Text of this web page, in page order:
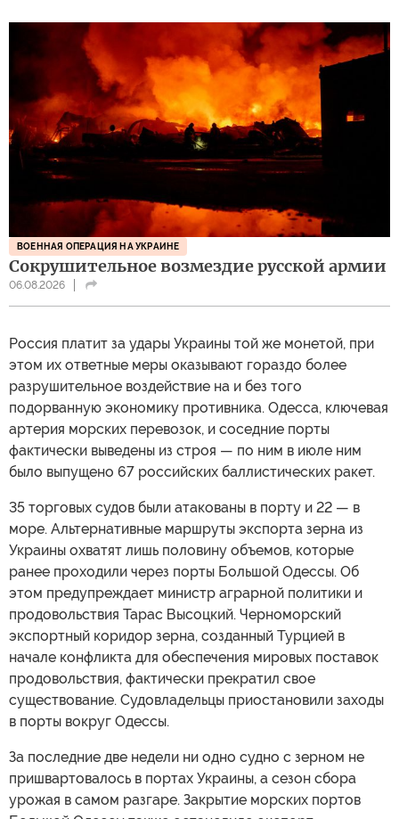
ВОЕННАЯ ОПЕРАЦИЯ НА УКРАИНЕ
Сокрушительное возмездие русской армии
06.08.2026
Россия платит за удары Украины той же монетой, при
этом их ответные меры оказывают гораздо более
разрушительное воздействие на и без того
подорванную экономику противника. Одесса, ключевая
артерия морских перевозок, и соседние порты
фактически выведены из строя — по ним в июле ним
было выпущено 67 российских баллистических ракет.
35 торговых судов были атакованы в порту и 22 — в
море. Альтернативные маршруты экспорта зерна из
Украины охватят лишь половину объемов, которые
ранее проходили через порты Большой Одессы. Об
этом предупреждает министр аграрной политики и
продовольствия Тарас Высоцкий. Черноморский
экспортный коридор зерна, созданный Турцией в
начале конфликта для обеспечения мировых поставок
продовольствия, фактически прекратил свое
существование. Судовладельцы приостановили заходы
в порты вокруг Одессы.
За последние две недели ни одно судно с зерном не
пришвартовалось в портах Украины, а сезон сбора
урожая в самом разгаре. Закрытие морских портов